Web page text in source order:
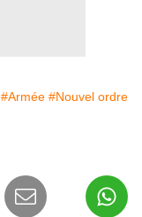
#Armée #Nouvel ordre